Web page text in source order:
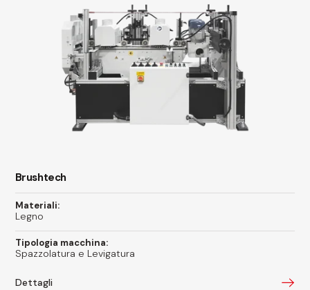
Brushtech
Materiali:
Legno
Tipologia macchina:
Spazzolatura e Levigatura
Dettagli